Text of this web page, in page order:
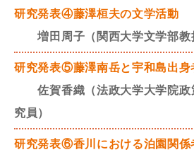
研究発表④藤澤桓夫の文学活動
増田周子（関西大学文学部教
研究発表⑤藤澤南岳と宇和島出身
佐賀香織（法政大学大学院政
究員）
研究発表⑥香川における泊園関係